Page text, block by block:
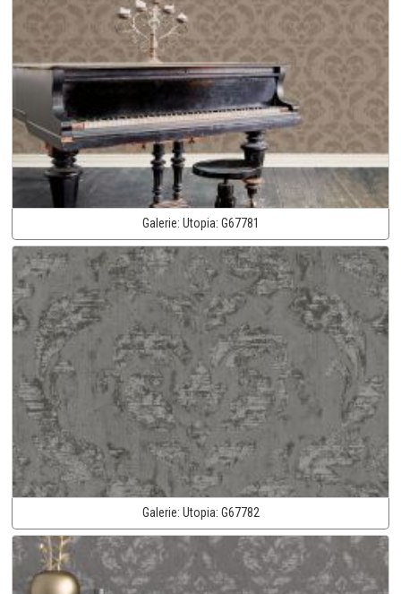
Galerie: Utopia: G67781
Galerie: Utopia: G67782